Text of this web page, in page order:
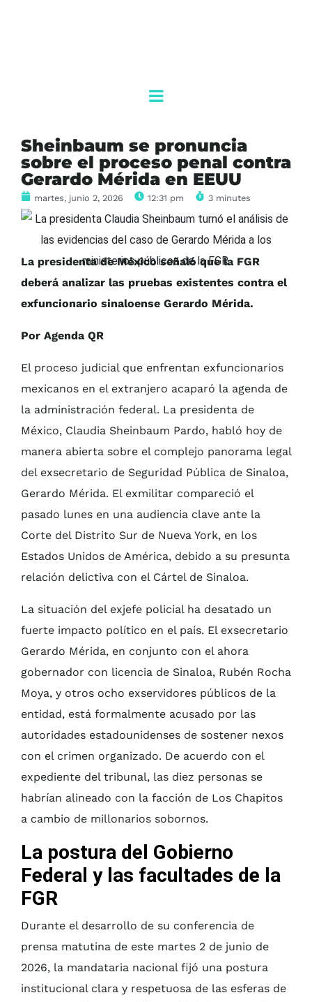
Sheinbaum se pronuncia
sobre el proceso penal contra
Gerardo Mérida en EEUU
martes, junio 2, 2026 12:31 pm 3 minutes
La presidenta de México señaló que la FGR
deberá analizar las pruebas existentes contra el
exfuncionario sinaloense Gerardo Mérida.
Por Agenda QR
El proceso judicial que enfrentan exfuncionarios
mexicanos en el extranjero acaparó la agenda de
la administración federal. La presidenta de
México, Claudia Sheinbaum Pardo, habló hoy de
manera abierta sobre el complejo panorama legal
del exsecretario de Seguridad Pública de Sinaloa,
Gerardo Mérida. El exmilitar compareció el
pasado lunes en una audiencia clave ante la
Corte del Distrito Sur de Nueva York, en los
Estados Unidos de América, debido a su presunta
relación delictiva con el Cártel de Sinaloa.
La situación del exjefe policial ha desatado un
fuerte impacto político en el país. El exsecretario
Gerardo Mérida, en conjunto con el ahora
gobernador con licencia de Sinaloa, Rubén Rocha
Moya, y otros ocho exservidores públicos de la
entidad, está formalmente acusado por las
autoridades estadounidenses de sostener nexos
con el crimen organizado. De acuerdo con el
expediente del tribunal, las diez personas se
habrían alineado con la facción de Los Chapitos
a cambio de millonarios sobornos.
La postura del Gobierno
Federal y las facultades de la
FGR
Durante el desarrollo de su conferencia de
prensa matutina de este martes 2 de junio de
2026, la mandataria nacional fijó una postura
institucional clara y respetuosa de las esferas de